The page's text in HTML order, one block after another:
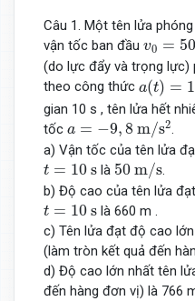
Câu 1. Một tên lửa
vận tốc ban đầu v0 = 50
0 50m
(do lực đẩy và trọng lực)
theo công thức a(t) =
a(t) =10
gian 10 s , tên lửa hết
tốc a = −9,8 m/s2
a=−9, 8m/s2
.
a) Vận tốc của tên lửa
t = 10s
t= 10s là 50m/s
50 / .
b) Độ cao của tên lửa
t = 10s
t= 10s
là 660 m .
c) Tên lửa đạt độ cao
(làm tròn kết quả đến
d) Độ cao lớn nhất tên
đến hàng đơn vị) là 766